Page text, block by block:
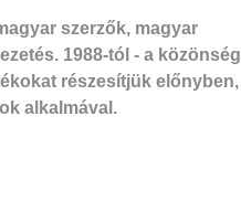
szerzők, magyar
1988-tól - a közönség
részesítjük előnyben,
alkalmával.